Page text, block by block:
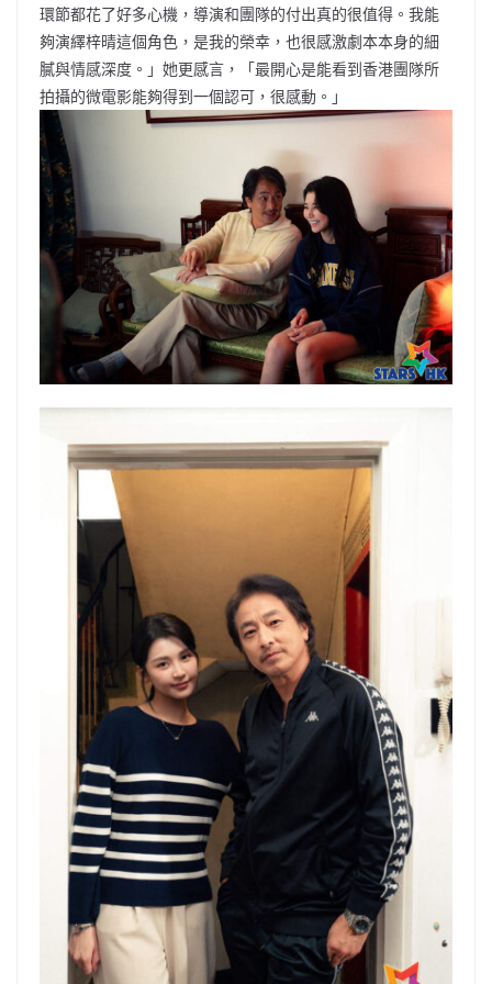
環節都花了好多心機，導演和團隊的付出真的很值得。我能
夠演繹梓晴這個角色，是我的榮幸，也很感激劇本本身的細
膩與情感深度。」她更感言，「最開心是能看到香港團隊所
拍攝的微電影能夠得到一個認可，很感動。」